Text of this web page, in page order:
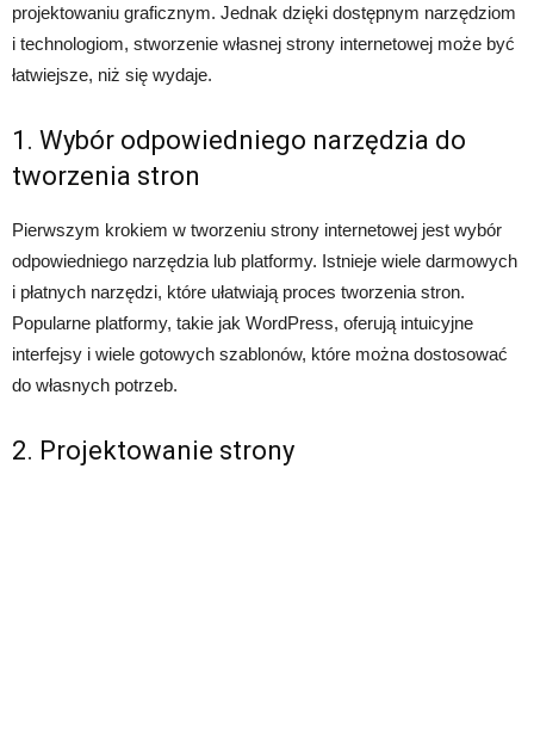
projektowaniu graficznym. Jednak dzięki dostępnym narzędziom
i technologiom, stworzenie własnej strony internetowej może być
łatwiejsze, niż się wydaje.
1. Wybór odpowiedniego narzędzia do
tworzenia stron
Pierwszym krokiem w tworzeniu strony internetowej jest wybór
odpowiedniego narzędzia lub platformy. Istnieje wiele darmowych
i płatnych narzędzi, które ułatwiają proces tworzenia stron.
Popularne platformy, takie jak WordPress, oferują intuicyjne
interfejsy i wiele gotowych szablonów, które można dostosować
do własnych potrzeb.
2. Projektowanie strony